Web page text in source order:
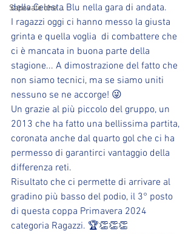
Sapevate che ...
della Celesta Blu nella gara di andata.
I ragazzi oggi ci hanno messo la giusta
grinta e quella voglia  di combattere che
ci è mancata in buona parte della
stagione... A dimostrazione del fatto che
non siamo tecnici, ma se siamo uniti
nessuno se ne accorge! 😜
Un grazie al più piccolo del gruppo, un
2013 che ha fatto una bellissima partita,
coronata anche dal quarto gol che ci ha
permesso di garantirci vantaggio della
differenza reti.
Risultato che ci permette di arrivare al
gradino più basso del podio, il 3° posto
di questa coppa Primavera 2024
categoria Ragazzi. 🏆👏👏👏